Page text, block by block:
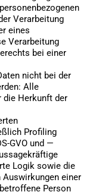
Verarbeitung
eines
Verarbeitung
bei einer
nicht bei der
Alle
die Herkunft der
Profiling
GVO und —
Logik sowie die
einer
Person